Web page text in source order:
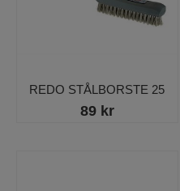
REDO STÅLBORSTE 25
89 kr